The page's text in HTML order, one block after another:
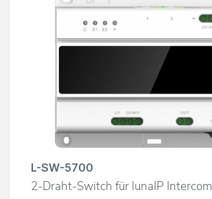
L-SW-5700
2-Draht-Switch für lunaIP Intercom